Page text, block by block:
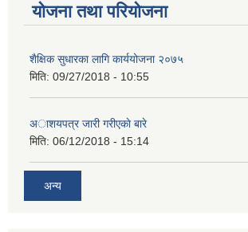
योजना तथा परियोजना
शैक्षिक सुधारका लागि कार्ययोजना २०७५
मिति: 09/27/2018 - 10:55
अाशयपत्र जारी गरीएकाे बारे
मिति: 06/12/2018 - 15:14
अन्य